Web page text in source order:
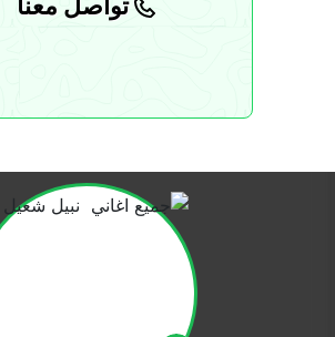
تواصل معنا